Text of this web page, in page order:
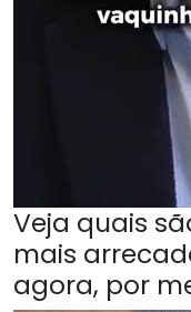
Veja quais
mais
agora, por